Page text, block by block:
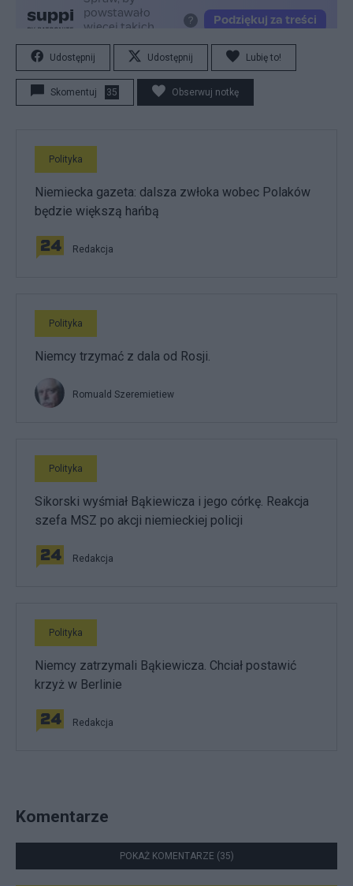
Udostępnij Udostępnij Lubię to!
Skomentuj 35 Obserwuj notkę
Polityka
Niemiecka gazeta: dalsza zwłoka wobec Polaków
będzie większą hańbą
Redakcja
Polityka
Niemcy trzymać z dala od Rosji.
Romuald Szeremietiew
Polityka
Sikorski wyśmiał Bąkiewicza i jego córkę. Reakcja
szefa MSZ po akcji niemieckiej policji
Redakcja
Polityka
Niemcy zatrzymali Bąkiewicza. Chciał postawić
krzyż w Berlinie
Redakcja
Komentarze
POKAŻ KOMENTARZE (35)